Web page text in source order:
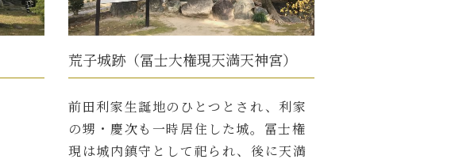
荒子城跡（冨士大権現天満天神宮）
前田利家生誕地のひとつとされ、利家
の甥・慶次も一時居住した城。冨士権
現は城内鎮守として祀られ、後に天満